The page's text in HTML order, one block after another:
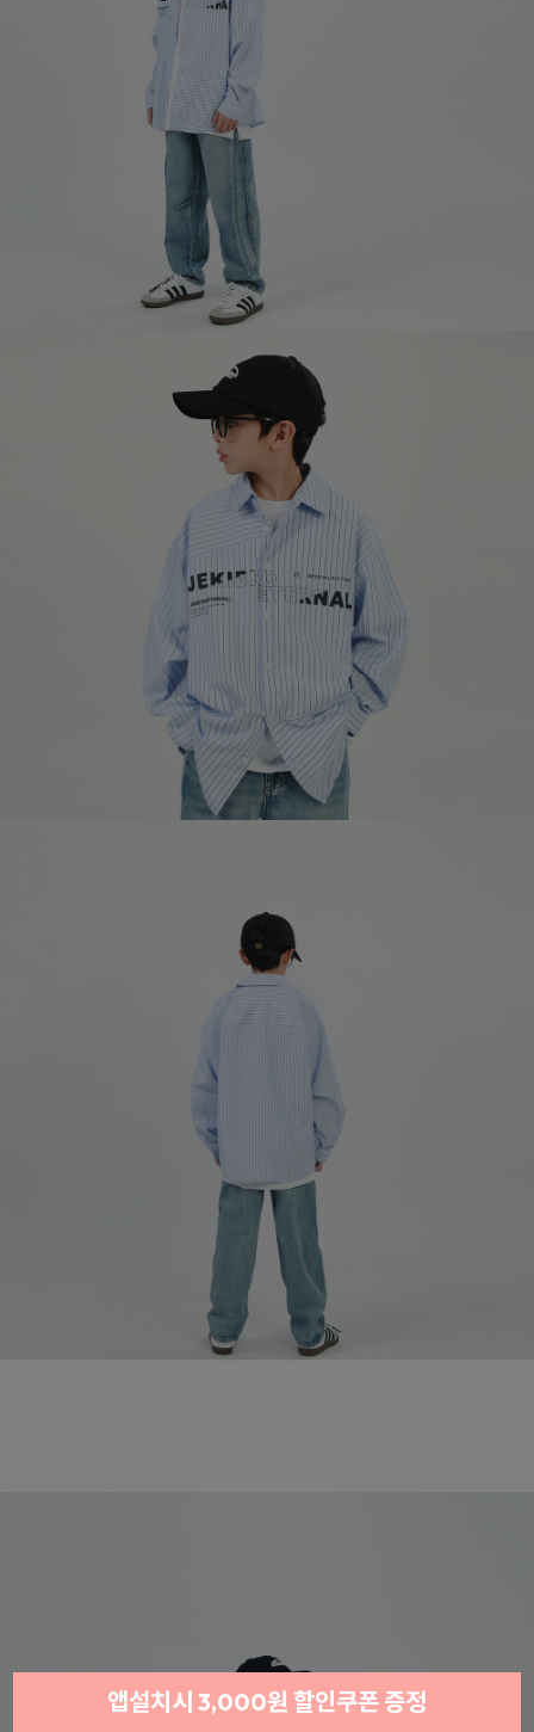
앱설치시 3,000원 할인쿠폰 증정